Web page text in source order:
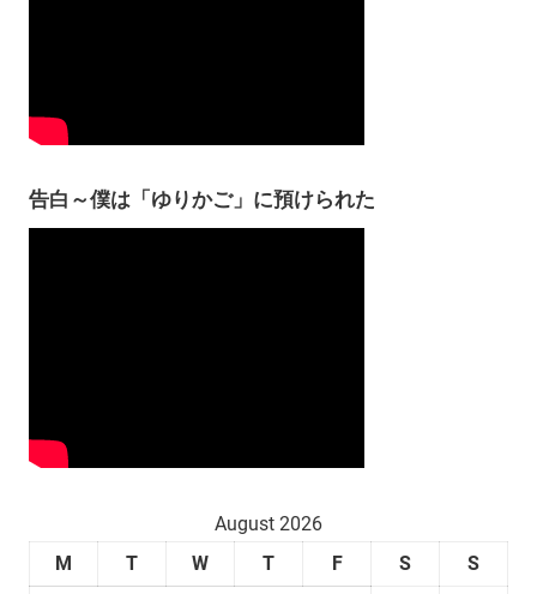
告白～僕は「ゆりかご」に預けられた
August 2026
M
T W T F S
S